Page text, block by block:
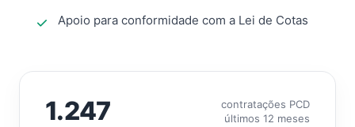
Apoio para conformidade com a Lei de Cotas
1.247
contratações PCD
últimos 12 meses